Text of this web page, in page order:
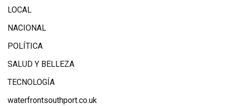
LOCAL
NACIONAL
POLÍTICA
SALUD Y BELLEZA
TECNOLOGÍA
waterfrontsouthport.co.uk